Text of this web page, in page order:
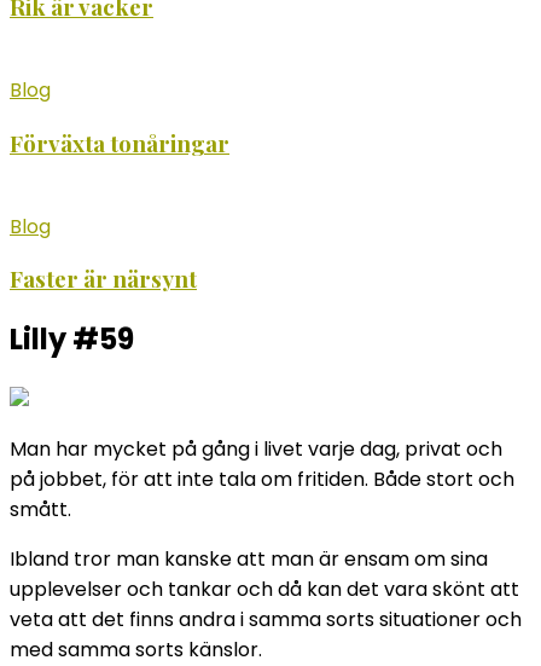
Rik är vacker
Blog
Förväxta tonåringar
Blog
Faster är närsynt
Lilly #59
Man har mycket på gång i livet varje dag, privat och
på jobbet, för att inte tala om fritiden. Både stort och
smått.
Ibland tror man kanske att man är ensam om sina
upplevelser och tankar och då kan det vara skönt att
veta att det finns andra i samma sorts situationer och
med samma sorts känslor.